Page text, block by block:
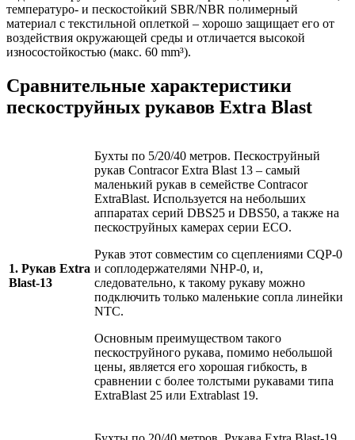
температуро- и пескостойкий SBR/NBR полимерный
материал с текстильной оплеткой – хорошо защищает его от
воздействия окружающей среды и отличается высокой
износостойкостью (макс. 60 mm³).
Сравнительные характеристики
пескоструйных рукавов Extra Blast
1. Рукав Extra
Blast-13
Бухты по 5/20/40 метров. Пескоструйный
рукав Contracor Extra Blast 13 – самый
маленький рукав в семействе Contracor
ExtraBlast. Используется на небольших
аппаратах серий DBS25 и DBS50, а также на
пескоструйных камерах серии ECO.
Рукав этот совместим со сцеплениями CQP-0
и соплодержателями NHP-0, и,
следовательно, к такому рукаву можно
подключить только маленькие сопла линейки
NTC.
Основным преимуществом такого
пескоструйного рукава, помимо небольшой
цены, является его хорошая гибкость, в
сравнении с более толстыми рукавами типа
ExtraBlast 25 или Extrablast 19.